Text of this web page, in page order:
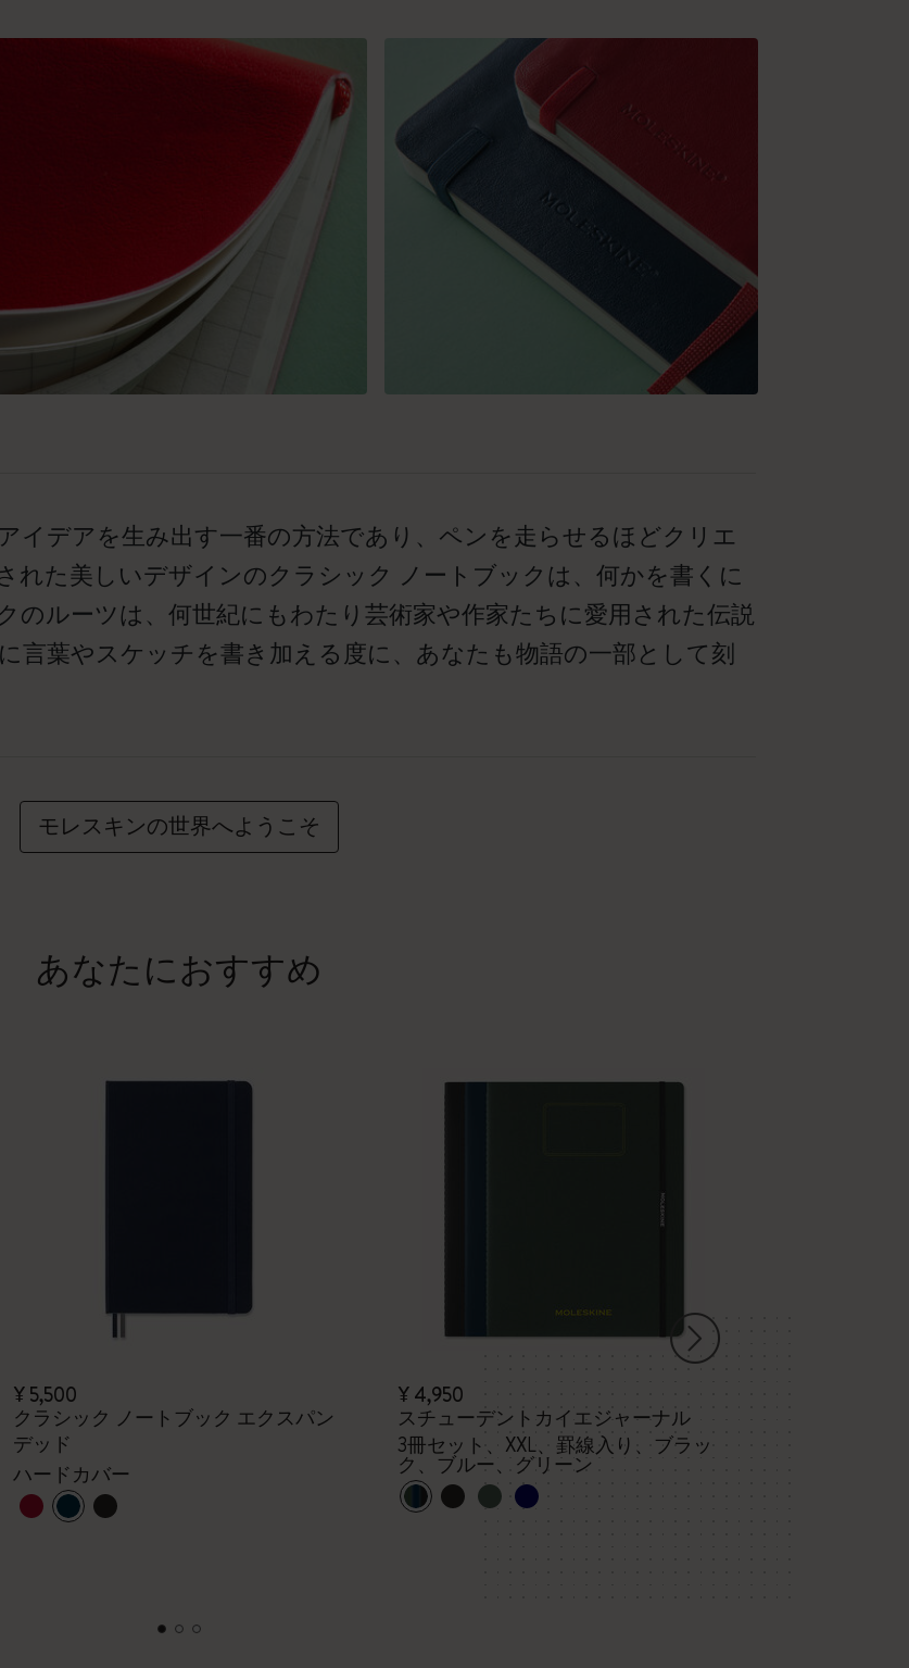
イデアを生み出す一番の方法であり、ペンを走らせるほどクリエ
れた美しいデザインのクラシック ノートブックは、何かを書くに
のルーツは、何世紀にもわたり芸術家や作家たちに愛用された伝説
言葉やスケッチを書き加える度に、あなたも物語の一部として刻
モレスキンの世界へようこそ
あなたにおすすめ
¥ 5,500
クラシック ノートブック エクスパン
デッド
ハードカバー
¥ 4,950
スチューデントカイエジャーナル
3冊セット、XXL、罫線入り、ブラッ
ク、ブルー、グリーン